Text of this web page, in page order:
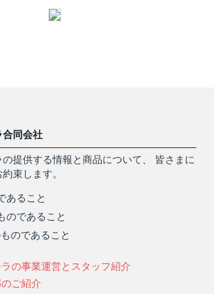
合同会社
提供する情報と商品について、 皆さまに
束します。
あること
のであること
のであること
の事業運営とスタッフ紹介
ご紹介